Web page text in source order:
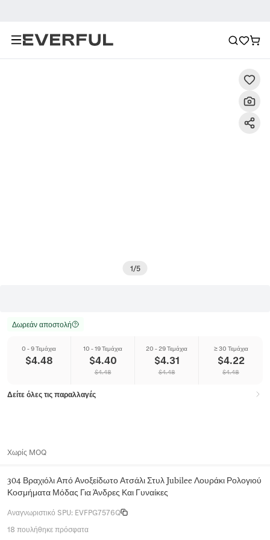
1/5
Δωρεάν αποστολή
0 - 9 Τεμάχια
$4.48
10 - 19 Τεμάχια
$4.40
$4.48
20 - 29 Τεμάχια
$4.31
$4.48
≥ 30 Τεμάχια
$4.22
$4.48
Δείτε όλες τις παραλλαγές
Χωρίς MOQ
304 Βραχιόλι Από Ανοξείδωτο Ατσάλι Στυλ Jubilee Λουράκι Ρολογιού
Κοσμήματα Μόδας Για Άνδρες Και Γυναίκες
Αναγνωριστικό SPU: EVFPG7576Q
18 πουλήθηκε πρόσφατα